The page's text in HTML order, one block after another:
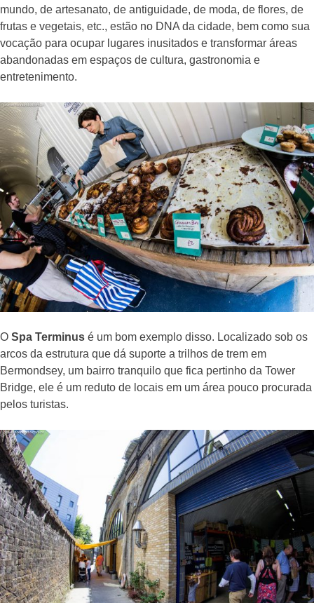
mundo, de artesanato, de antiguidade, de moda, de flores, de
frutas e vegetais, etc., estão no DNA da cidade, bem como sua
vocação para ocupar lugares inusitados e transformar áreas
abandonadas em espaços de cultura, gastronomia e
entretenimento.
O Spa Terminus é um bom exemplo disso. Localizado sob os
arcos da estrutura que dá suporte a trilhos de trem em
Bermondsey, um bairro tranquilo que fica pertinho da Tower
Bridge, ele é um reduto de locais em um área pouco procurada
pelos turistas.